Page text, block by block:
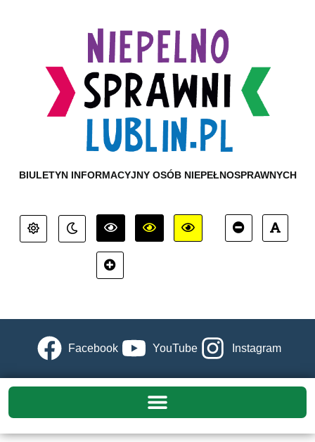
BIULETYN INFORMACYJNY OSÓB NIEPEŁNOSPRAWNYCH
Facebook YouTube Instagram